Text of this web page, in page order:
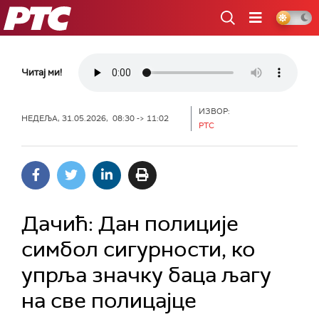
РТС
Читај ми!
НЕДЕЉА, 31.05.2026, 08:30 -> 11:02
ИЗВОР:
РТС
Дачић: Дан полиције
симбол сигурности, ко
упрља значку баца љагу
на све полицајце